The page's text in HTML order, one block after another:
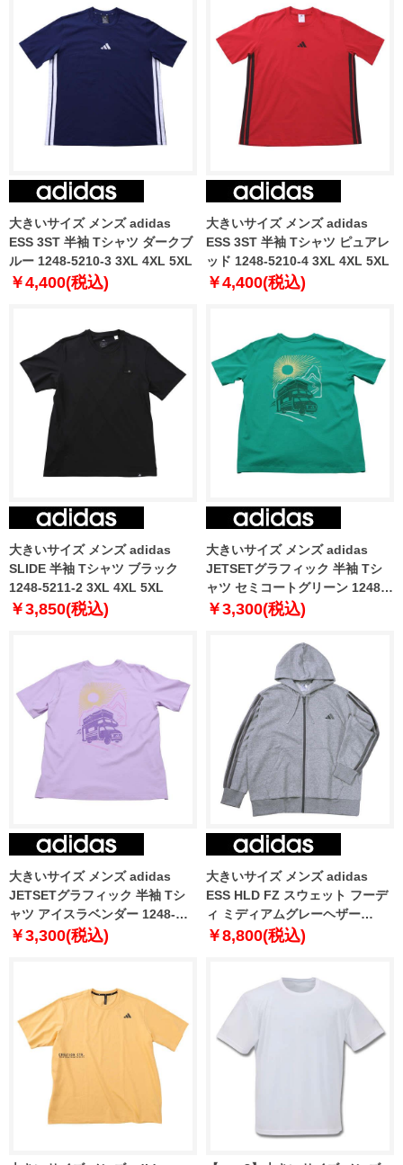
大きいサイズ メンズ adidas
ESS 3ST 半袖 Tシャツ ダークブ
ルー 1248-5210-3 3XL 4XL 5XL
￥4,400(税込)
大きいサイズ メンズ adidas
ESS 3ST 半袖 Tシャツ ピュアレ
ッド 1248-5210-4 3XL 4XL 5XL
￥4,400(税込)
大きいサイズ メンズ adidas
SLIDE 半袖 Tシャツ ブラック
1248-5211-2 3XL 4XL 5XL
￥3,850(税込)
大きいサイズ メンズ adidas
JETSETグラフィック 半袖 Tシ
ャツ セミコートグリーン 1248-
5212-2 3XL 4XL 5XL
￥3,300(税込)
大きいサイズ メンズ adidas
JETSETグラフィック 半袖 Tシ
ャツ アイスラベンダー 1248-
5212-3 3XL 4XL 5XL
￥3,300(税込)
大きいサイズ メンズ adidas
ESS HLD FZ スウェット フーデ
ィ ミディアムグレーヘザー
1248-5304-1 4XL 5XL
￥8,800(税込)